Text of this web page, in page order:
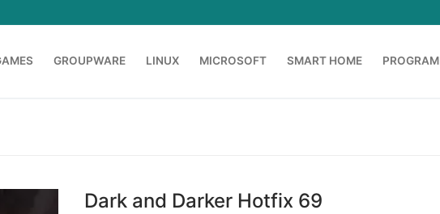
GROUPWARE LINUX MICROSOFT SMART HOME
Dark and Darker Hotfix 69